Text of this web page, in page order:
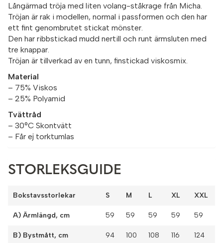
Långärmad tröja med liten volang-ståkrage från Micha.
Tröjan är rak i modellen, normal i passformen och den har
ett fint genombrutet stickat mönster.
Den har ribbstickad mudd nertill och runt ärmsluten med
tre knappar.
Tröjan är tillverkad av en tunn, finstickad viskosmix.
Material
– 75% Viskos
– 25% Polyamid
Tvättråd
– 30°C Skontvätt
– Får ej torktumlas
STORLEKSGUIDE
Bokstavsstorlekar S M L XL XXL
A) Ärmlängd, cm 59 59 59 59 59
B) Bystmått, cm 94 100 108 116 124